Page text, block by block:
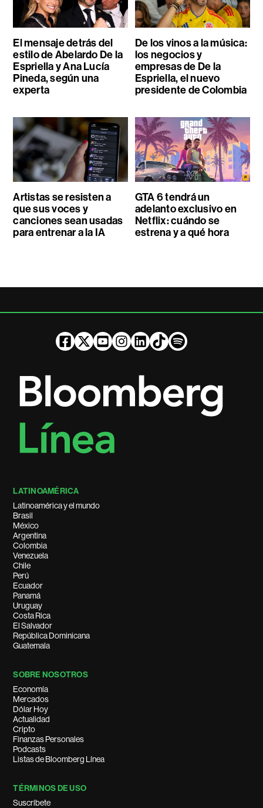
El mensaje detrás del
estilo de Abelardo De la
Espriella y Ana Lucía
Pineda, según una
experta
De los vinos a la música:
los negocios y
empresas de De la
Espriella, el nuevo
presidente de Colombia
Artistas se resisten a
que sus voces y
canciones sean usadas
para entrenar a la IA
GTA 6 tendrá un
adelanto exclusivo en
Netflix: cuándo se
estrena y a qué hora
LATINOAMÉRICA
Latinoamérica y el mundo
Brasil
México
Argentina
Colombia
Venezuela
Chile
Perú
Ecuador
Panamá
Uruguay
Costa Rica
El Salvador
República Dominicana
Guatemala
SOBRE NOSOTROS
Economía
Mercados
Dólar Hoy
Actualidad
Cripto
Finanzas Personales
Podcasts
Listas de Bloomberg Línea
TÉRMINOS DE USO
Suscríbete